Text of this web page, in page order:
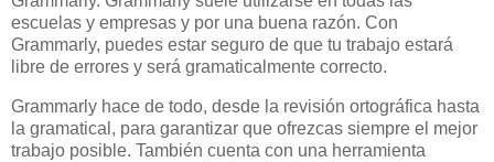
escuelas y empresas y por una buena razón. Con
Grammarly, puedes estar seguro de que tu trabajo estará
libre de errores y será gramaticalmente correcto.
Grammarly hace de todo, desde la revisión ortográfica hasta
la gramatical, para garantizar que ofrezcas siempre el mejor
trabajo posible. También cuenta con una herramienta